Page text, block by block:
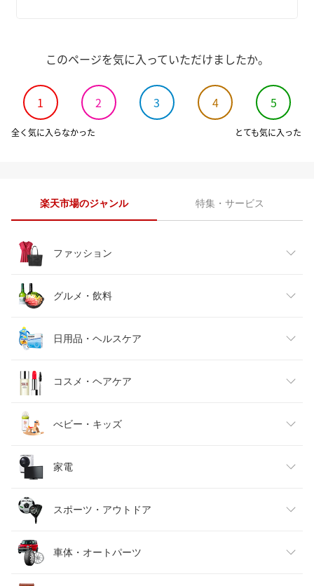
このページを気に入っていただけましたか。
1 2 3 4 5
全く気に入らなかった とても気に入った
楽天市場のジャンル 特集・サービス
ファッション
レディースファッション
メンズファッション
キッズファッション
ベビーファッション
インナー・下着・ナイトウェア
バッグ・小物・ブランド雑貨
靴
グルメ・飲料
食品
スイーツ・お菓子
水・ソフトドリンク
ビール・洋酒
ワイン
日本酒・焼酎
日用品・ヘルスケア
日用品雑貨・文房具・手芸
ダイエット・健康
医薬品・コンタクト・介護
コスメ・ヘアケア
美容・コスメ・香水
べビー・キッズ
キッズ・ベビー・マタニティ
おもちゃ
家電
家電
TV・オーディオ・カメラ
スポーツ・アウトドア
スポーツ・アウトドア
車体・オートパーツ